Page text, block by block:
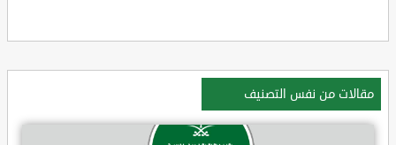
مقالات من نفس التصنيف